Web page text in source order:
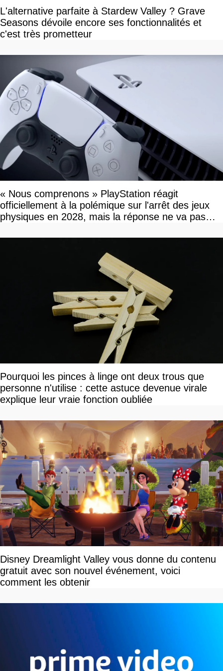
L'alternative parfaite à Stardew Valley ? Grave
Seasons dévoile encore ses fonctionnalités et
c'est très prometteur
« Nous comprenons » PlayStation réagit
officiellement à la polémique sur l'arrêt des jeux
physiques en 2028, mais la réponse ne va pas
Pourquoi les pinces à linge ont deux trous que
personne n'utilise : cette astuce devenue virale
explique leur vraie fonction oubliée
Disney Dreamlight Valley vous donne du contenu
gratuit avec son nouvel événement, voici
comment les obtenir